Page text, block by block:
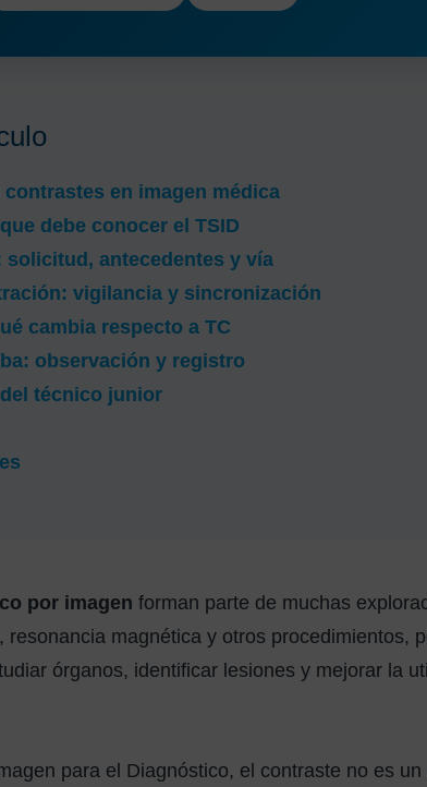
en imagen médica
debe conocer el TSID
solicitud, antecedentes y vía
vigilancia y sincronización
cambia respecto a TC
observación y registro
técnico junior
por imagen forman parte de muchas
magnética y otros procedimientos,
órganos, identificar lesiones y mejorar la
para el Diagnóstico, el contraste no es